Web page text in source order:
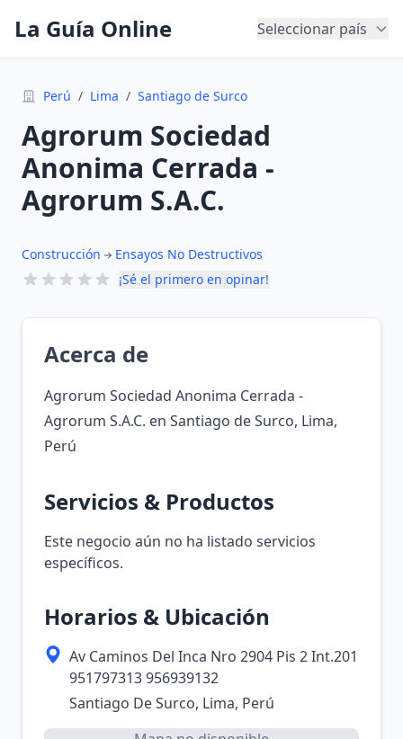
La Guía Online Seleccionar país
Perú / Lima / Santiago de Surco
Agrorum Sociedad
Anonima Cerrada -
Agrorum S.A.C.
Construcción
Ensayos No Destructivos
¡Sé el primero en opinar!
Acerca de
Agrorum Sociedad Anonima Cerrada -
Agrorum S.A.C. en Santiago de Surco, Lima,
Perú
Servicios & Productos
Este negocio aún no ha listado servicios
específicos.
Horarios & Ubicación
Av Caminos Del Inca Nro 2904 Pis 2 Int.201
951797313 956939132
Santiago De Surco, Lima, Perú